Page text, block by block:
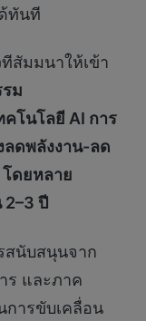
ทันที
สัมมนาให้เข้า
ม
โนโลยี AI การ
ลดพลังงาน-ลด
ดยหลาย
2–3 ปี
สนับสนุนจาก
ร และภาค
การขับเคลื่อน